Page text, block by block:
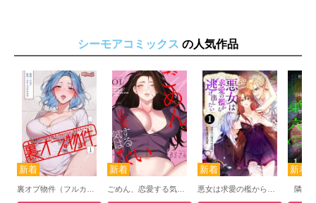
シーモアコミックス の人気作品
隣の